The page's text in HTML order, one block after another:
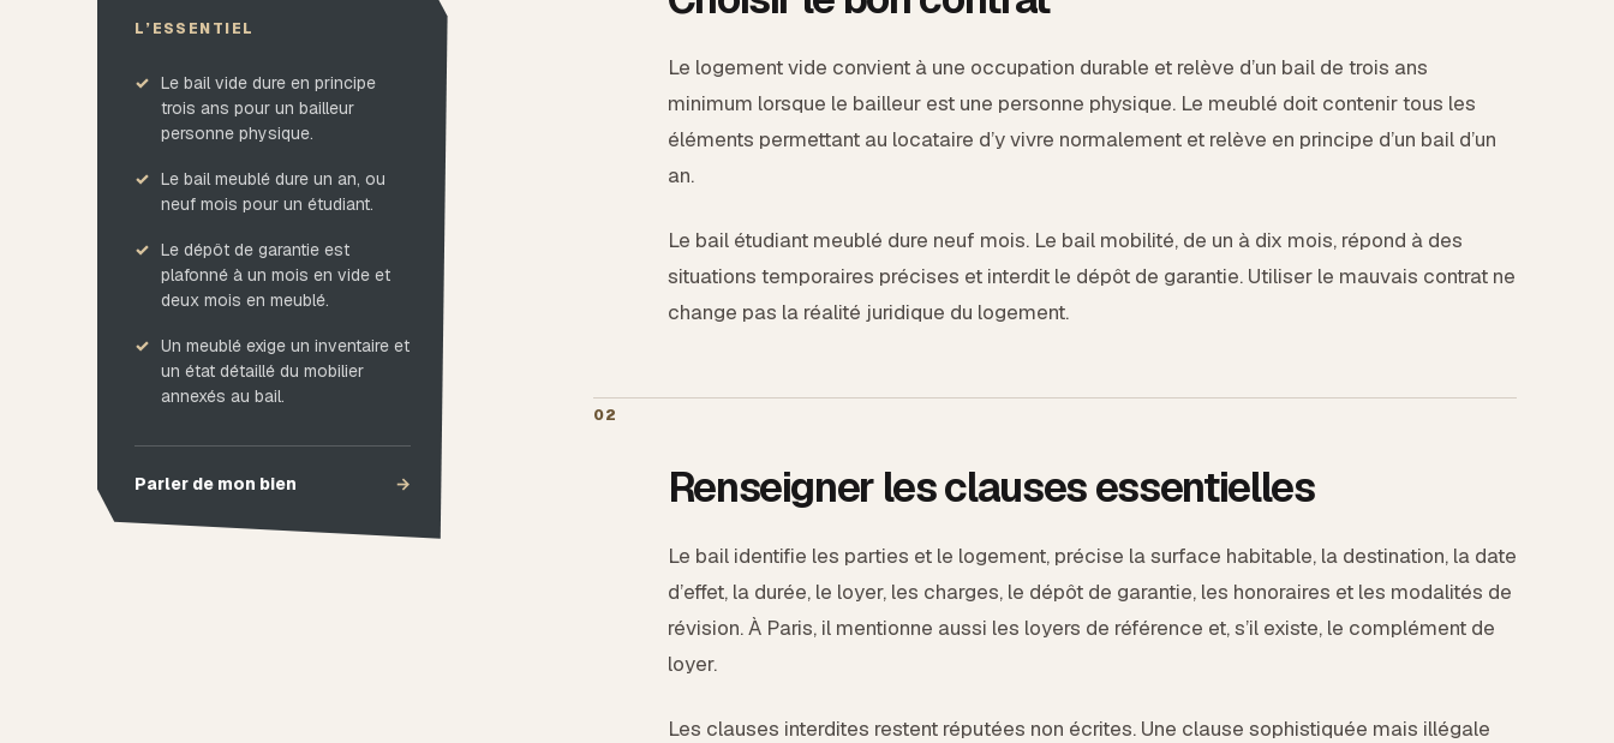
L’ESSENTIEL
Le bail vide dure en principe
trois ans pour un bailleur
personne physique.
Le bail meublé dure un an, ou
neuf mois pour un étudiant.
Le dépôt de garantie est
plafonné à un mois en vide et
deux mois en meublé.
Un meublé exige un inventaire et
un état détaillé du mobilier
annexés au bail.
Parler de mon bien →
Le logement vide convient à une occupation durable et relève d’un bail de trois ans
minimum lorsque le bailleur est une personne physique. Le meublé doit contenir tous les
éléments permettant au locataire d’y vivre normalement et relève en principe d’un bail d’un
an.
Le bail étudiant meublé dure neuf mois. Le bail mobilité, de un à dix mois, répond à des
situations temporaires précises et interdit le dépôt de garantie. Utiliser le mauvais contrat ne
change pas la réalité juridique du logement.
02
Renseigner les clauses essentielles
Le bail identifie les parties et le logement, précise la surface habitable, la destination, la date
d’effet, la durée, le loyer, les charges, le dépôt de garantie, les honoraires et les modalités de
révision. À Paris, il mentionne aussi les loyers de référence et, s’il existe, le complément de
loyer.
Les clauses interdites restent réputées non écrites. Une clause sophistiquée mais illégale